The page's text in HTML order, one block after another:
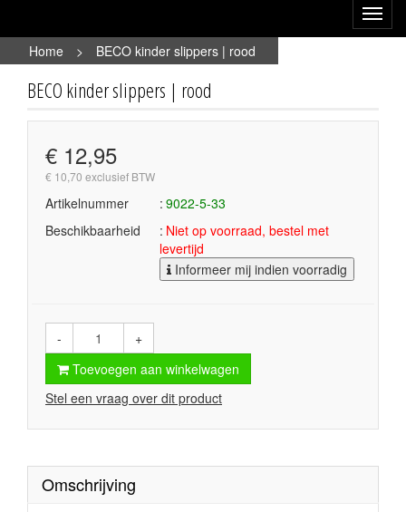
Home
> BECO kinder slippers | rood
BECO kinder slippers | rood
€ 12,95
€ 10,70 exclusief BTW
Artikelnummer
9022-5-33
Beschikbaarheid
Niet op voorraad, bestel met
levertijd
Informeer mij indien voorradig
-
+
Toevoegen aan winkelwagen
Stel een vraag over dit product
Omschrijving